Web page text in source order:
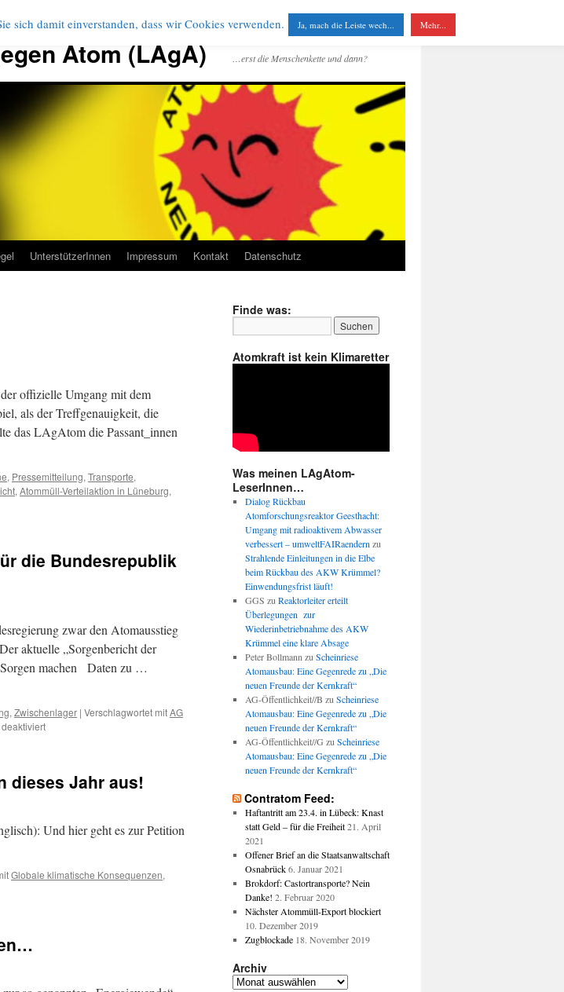
Atom (LAgA) …erst die Menschenkette und dann?
UnterstützerInnen Impressum Kontakt Datenschutz
offizielle Umgang mit dem
als der Treffgenauigkeit, die
das LAgAtom die Passant_innen
, Pressemitteilung, Transporte,
, Atommüll-Verteilaktion in Lüneburg,
die Bundesrepublik
zwar den Atomausstieg
aktuelle „Sorgenbericht der
machen Daten zu …
, Zwischenlager | Verschlagwortet mitAG
für
Bestandsaufnahme
Bundesrepublik
Deutschland
dieses Jahr aus!
Und hier geht es zur Petition
Globale klimatische Konsequenzen,
Finde was:
Atomkraft ist kein Klimaretter
Was meinen LAgAtom-
LeserInnen…
Dialog Rückbau
Atomforschungsreaktor Geesthacht:
Umgang mit radioaktivem Abwasser
verbessert – umweltFAIRaendern zu
Strahlende Einleitungen in die Elbe
beim Rückbau des AKW Krümmel?
Einwendungsfrist läuft!
GGS zu Reaktorleiter erteilt
Überlegungen zur
Wiederinbetriebnahme des AKW
Krümmel eine klare Absage
Peter Bollmann zu Scheinriese
Atomausbau: Eine Gegenrede zu „Die
neuen Freunde der Kernkraft“
AG-Öffentlichkeit//B zu Scheinriese
Atomausbau: Eine Gegenrede zu „Die
neuen Freunde der Kernkraft“
AG-Öffentlichkeit//G zu Scheinriese
Atomausbau: Eine Gegenrede zu „Die
neuen Freunde der Kernkraft“
Contratom Feed:
Haftantritt am 23.4. in Lübeck: Knast
statt Geld – für die Freiheit 21. April
2021
Offener Brief an die Staatsanwaltschaft
Osnabrück 6. Januar 2021
Brokdorf: Castortransporte? Nein
Danke! 2. Februar 2020
Nächster Atommüll-Export blockiert
10. Dezember 2019
Zugblockade 18. November 2019
Archiv
Archiv
sich damit einverstanden, dass wir Cookies verwenden. Ja, mach die Leiste wech... Mehr...